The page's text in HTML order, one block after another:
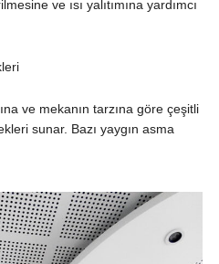
ve ısı yalıtımına yardımcı
ve mekanın tarzına göre çeşitli
sunar. Bazı yaygın asma